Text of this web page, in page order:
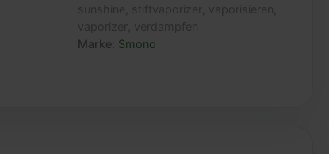
Marke: Smono